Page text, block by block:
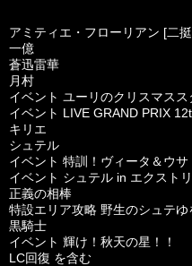
アミティエ・フローリアン [二
一億
蒼迅雷華
月村
イベント ユーリのクリスマス
イベント LIVE GRAND PRIX
キリエ
シュテル
イベント 特訓！ヴィータ＆ウサ
イベント シュテル in エクスト
正義の相棒
特設エリア攻略 野生のシュテゆ
黒騎士
イベント 輝け！秋天の星！！
LC回復 を含む